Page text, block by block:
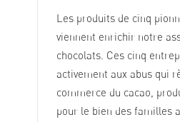
Les produits de cinq
viennent enrichir notre
chocolats. Ces cinq
activement aux abus qui
commerce du cacao,
pour le bien des familles